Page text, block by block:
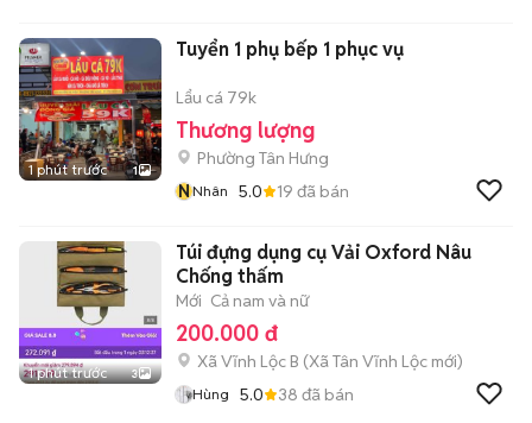
1 phút trước 1
Tuyển 1 phụ bếp 1 phục vụ
Lẩu cá 79k
Thương lượng
Phường Tân Hưng
NNhân 5.0 19 đã bán
1 phút trước 3
Túi đựng dụng cụ Vải Oxford Nâu
Chống thấm
Mới Cả nam và nữ
200.000 đ
Xã Vĩnh Lộc B (Xã Tân Vĩnh Lộc mới)
Hùng 5.0 38 đã bán